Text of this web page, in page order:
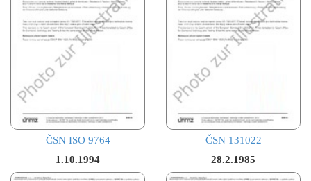
ČSN ISO 9764
1.10.1994
ČSN 131022
28.2.1985